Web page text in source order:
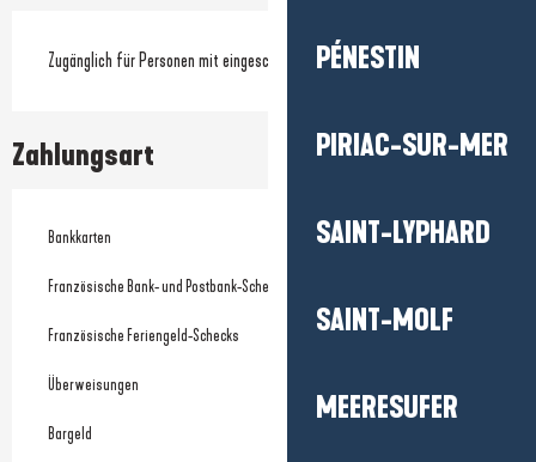
PÉNESTIN
PIRIAC-SUR-MER
SAINT-LYPHARD
SAINT-MOLF
MEERESUFER
Zugänglich für Personen mit eingeschränkter Mobilität
Zahlungsart
Bankkarten
Französische Bank- und Postbank-Schecks
Französische Feriengeld-Schecks
Überweisungen
Bargeld